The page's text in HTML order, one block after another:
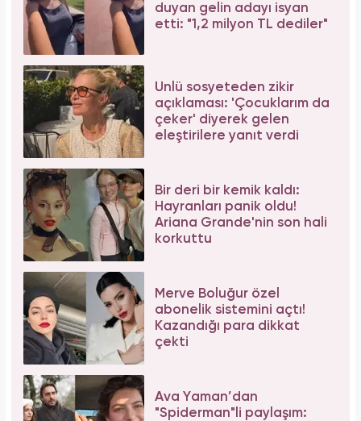
duyan gelin adayı isyan
etti: "1,2 milyon TL dediler"
Ünlü sosyeteden zikir
açıklaması: 'Çocuklarım da
çeker' diyerek gelen
eleştirilere yanıt verdi
Bir deri bir kemik kaldı:
Hayranları panik oldu!
Ariana Grande'nin son hali
korkuttu
Merve Boluğur özel
abonelik sistemini açtı!
Kazandığı para dikkat
çekti
Ava Yaman’dan
"Spiderman"li paylaşım: